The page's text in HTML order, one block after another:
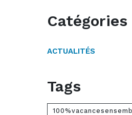
Catégories
ACTUALITÉS
Tags